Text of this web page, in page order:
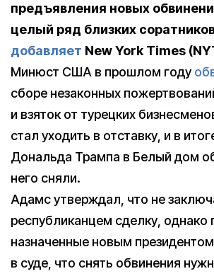
предъявления новых
целый ряд близких
добавляет New York Times
Минюст США в прошлом году
сборе незаконных
и взяток от турецких
стал уходить в отставку, и в
Дональда Трампа в Белый дом
него сняли.
Адамс утверждал, что не
республиканцем сделку, однако
назначенные новым
в суде, что снять обвинения